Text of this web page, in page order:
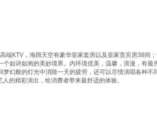
KTV，海阔天空有豪华皇家套房以及皇家贵宾房38间；
如诗如画的美妙境界。内环境优美，温馨，浪漫，有最
幻般的灯光中消除一天的疲劳，还可以尽情演唱各种不
的精彩演出，给消费者带来最舒适的体验。